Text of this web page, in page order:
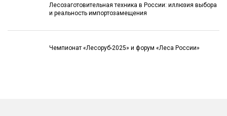
Лесозаготовительная техника в России: иллюзия выбора
и реальность импортозамещения
Чемпионат «Лесоруб-2025» и форум «Леса России»